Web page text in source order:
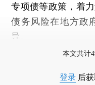
专项债等政策，着
债务风险在地方政
导。
本文共计
登录 后